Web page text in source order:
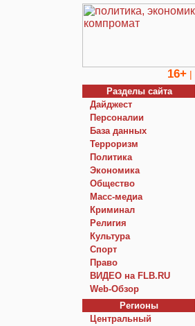
16+ |
Разделы сайта
Дайджест
Персоналии
База данных
Терроризм
Политика
Экономика
Общество
Macc-медиа
Криминал
Религия
Культура
Спорт
Право
ВИДЕО на FLB.RU
Web-Обзор
Регионы
Центральный